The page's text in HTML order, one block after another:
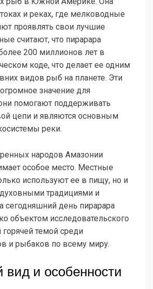
и реках, где мелководные
проявлять свои лучшие
считают, что пирарара
200 миллионов лет в
коде, что делает ее одним
видов рыб на планете. Эти
значение для
помогают поддерживать
цепи и являются основным
реки.
народов Амазонии
особое место. Местные
используют ее в пищу, но и
традициями и
сегодняшний день пирарара
объектом исследовательского
горячей темой среди
и рыбаков по всему миру.
и особенности